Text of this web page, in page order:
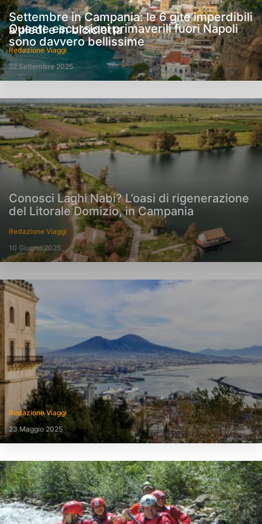
Settembre in Campania: le 6 gite imperdibili
a piedi e in bicicletta
Redazione Viaggi
22 Settembre 2025
Conosci Laghi Nabi? L’oasi di rigenerazione
del Litorale Domizio, in Campania
Redazione Viaggi
10 Giugno 2025
Queste escursioni primaverili fuori Napoli
sono davvero bellissime
Redazione Viaggi
23 Maggio 2025